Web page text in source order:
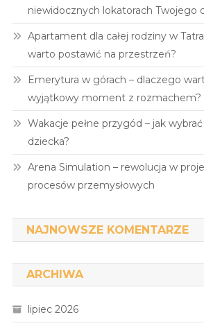
niewidocznych lokatorach Twojego
Apartament dla całej rodziny w
warto postawić na przestrzeń?
Emerytura w górach – dlaczego
wyjątkowy moment z rozmachem?
Wakacje pełne przygód – jak
dziecka?
Arena Simulation – rewolucja w
procesów przemysłowych
NAJNOWSZE KOMENTARZE
ARCHIWA
lipiec 2026